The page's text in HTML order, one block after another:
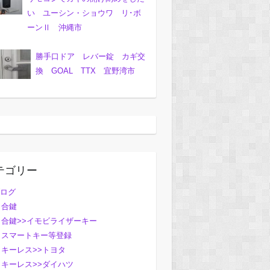
い ユーシン・ショウワ リ･ボ
ーンⅡ 沖縄市
勝手口ドア レバー錠 カギ交
換 GOAL TTX 宜野湾市
ゴリー
グ
合鍵
合鍵>>イモビライザーキー
スマートキー等登録
キーレス>>トヨタ
キーレス>>ダイハツ